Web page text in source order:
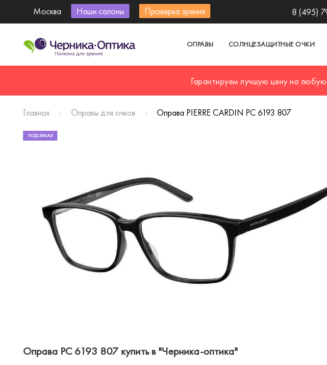
Москва Наши салоны Проверка зрения 8 (495)
ОПРАВЫ СОЛНЦЕЗАЩИТНЫЕ ОЧКИ
Гарантируем лучшую цену на
Главная Оправы для очков Оправа PIERRE CARDIN PC 6193 807
ПОД ЗАКАЗ
Оправа PC 6193 807 купить в "Черника-оптика"